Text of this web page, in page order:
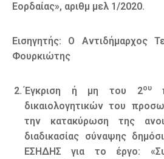
Εορδαίας», αριθμ μελ 1/2020.
Εισηγητής: Ο Αντιδήμαρχος
Φουρκιώτης
Έγκριση ή μη του 2ου
δικαιολογητικών του
την κατακύρωση της
διαδικασίας σύναψης
ΕΣΗΔΗΣ για το έργο: